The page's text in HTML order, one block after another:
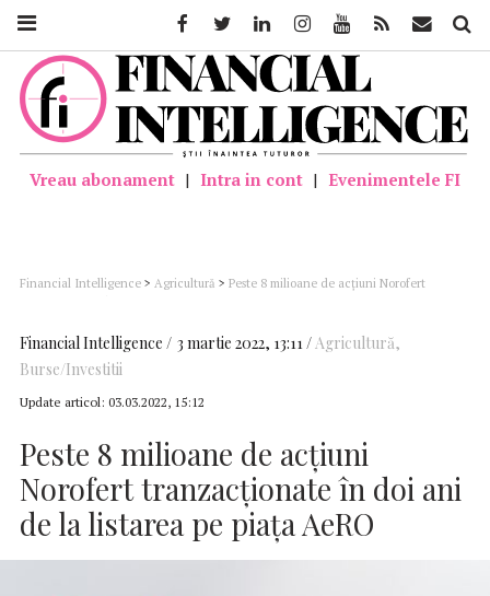
Vreau abonament | Intra in cont | Evenimentele FI
Financial Intelligence > Agricultură > Peste 8 milioane de acțiuni Norofert
Financial Intelligence 3 martie 2022, 13:11 Agricultură,
Burse/Investitii
Update articol: 03.03.2022, 15:12
Peste 8 milioane de acțiuni
Norofert tranzacționate în doi ani
de la listarea pe piața AeRO
FacebookTwitter LinkedinInstagramYoutube Feed Mail